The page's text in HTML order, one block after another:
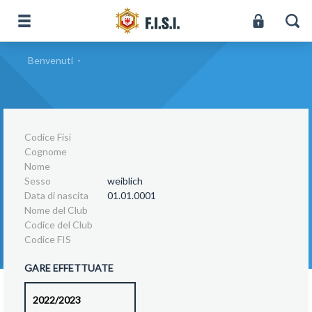
Benvenuti -
Codice Fisi
Cognome
Nome
Sesso
weiblich
Data di nascita
01.01.0001
Nome del Club
Codice del Club
Codice FIS
GARE EFFETTUATE